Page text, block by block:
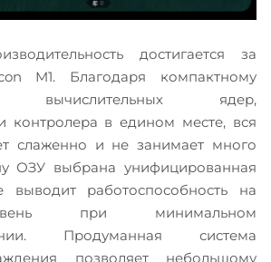
достигается за
M1. Благодаря компактному
вычислительных ядер,
контролера в едином месте, вся
слаженно и не занимает много
ОЗУ выбрана унифицированная
выводит работоспособность на
при минимальном
Продуманная система
позволяет небольшому